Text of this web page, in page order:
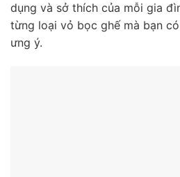
dụng và sở thích của mỗi gia
từng loại vỏ bọc ghế mà bạn
ưng ý.